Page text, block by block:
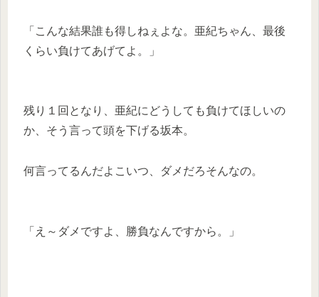
「こんな結果誰も得しねぇよな。亜紀ちゃん、最後
くらい負けてあげてよ。」
残り１回となり、亜紀にどうしても負けてほしいの
か、そう言って頭を下げる坂本。
何言ってるんだよこいつ、ダメだろそんなの。
「え～ダメですよ、勝負なんですから。」